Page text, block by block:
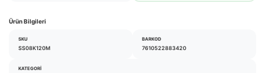
Ürün Bilgileri
SKU
SS08K120M
BARKOD
7610522883420
KATEGORI